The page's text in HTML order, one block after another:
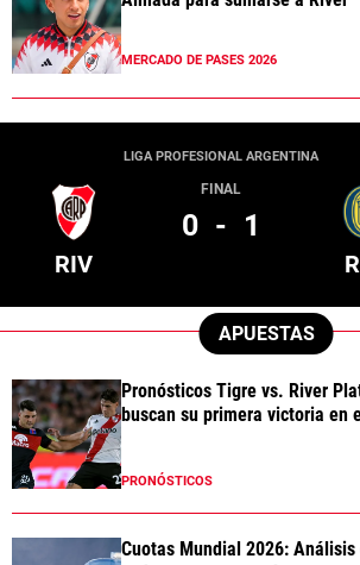
MERCADO DE PASES 2026
LIGA PROFESIONAL ARGENTINA
RIV
FINAL
0 - 1
APUESTAS
Pronósticos Tigre vs. River
buscan su primera victoria en
PRONÓSTICOS
Cuotas Mundial 2026: